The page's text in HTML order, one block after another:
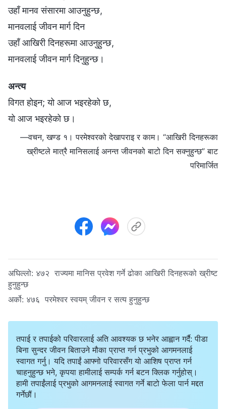
उहाँ मानव संसारमा आउनुहुन्छ,
मानवलाई जीवन मार्ग दिन
उहाँ आखिरी दिनहरूमा आउनुहुन्छ,
मानवलाई जीवन मार्ग दिनुहुन्छ।
अन्त्य
विगत होइन; यो आज भइरहेको छ,
यो आज भइरहेको छ।
—वचन, खण्ड १। परमेश्‍वरको देखापराइ र काम। “आखिरी दिनहरूका
ख्रीष्‍टले मात्रै मानिसलाई अनन्त जीवनको बाटो दिन सक्‍नुहुन्छ” बाट
परिमार्जित
अघिल्लो: ४७२ राज्यमा मानिस प्रवेश गर्ने ढोका आखिरी दिनहरूको ख्रीष्ट
हुनुहुन्छ
अर्को: ४७६ परमेश्‍वर स्वयम् जीवन र सत्य हुनुहुन्छ
तपाई र तपाईको परिवारलाई अति आवश्यक छ भनेर आह्वान गर्दै: पीडा
बिना सुन्दर जीवन बिताउने मौका प्राप्त गर्न प्रभुको आगमनलाई
स्वागत गर्नु। यदि तपाईं आफ्नो परिवारसँग यो आशिष प्राप्त गर्न
चाहनुहुन्छ भने, कृपया हामीलाई सम्पर्क गर्न बटन क्लिक गर्नुहोस्।
हामी तपाईंलाई प्रभुको आगमनलाई स्वागत गर्ने बाटो फेला पार्न मद्दत
गर्नेछौं।